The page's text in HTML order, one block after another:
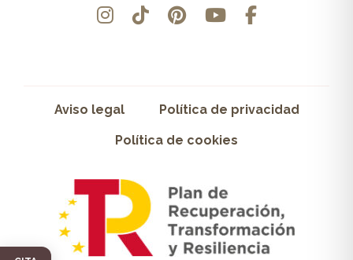
Aviso legal Política de privacidad
Política de cookies